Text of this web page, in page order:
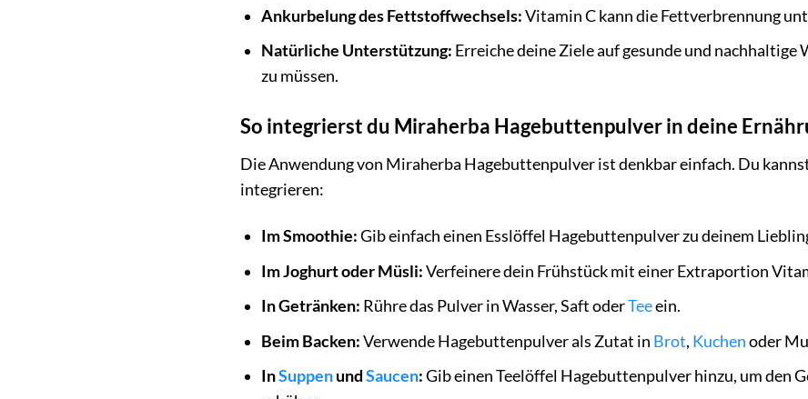
Ankurbelung des Fettstoffwechsels:Vitamin C kann die Fettverbrennung
Natürliche Unterstützung: Erreiche deine Ziele auf gesunde und
zu müssen.
So integrierst du Miraherba Hagebuttenpulver in deine
Die Anwendung von Miraherba Hagebuttenpulver ist denkbar einfach. Du
integrieren:
Im Smoothie:Gib einfach einen Esslöffel Hagebuttenpulver zu deinem
Im Joghurt oder Müsli:Verfeinere dein Frühstück mit einer Extraportion
In Getränken: Rühre das Pulver in Wasser, Saft oderTeeein.
Beim Backen:Verwende Hagebuttenpulver als Zutat in Brot, Kuchenoder
InSuppenundSaucen:Gib einen Teelöffel Hagebuttenpulver hinzu, um den